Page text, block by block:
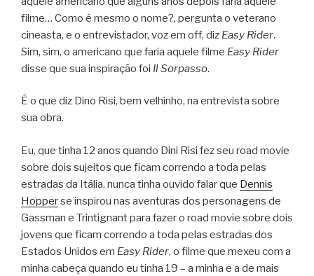
filme… Como é mesmo o nome?, pergunta o veterano
cineasta, e o entrevistador, voz em off, diz Easy Rider.
Sim, sim, o americano que faria aquele filme Easy Rider
disse que sua inspiração foi Il Sorpasso.
É o que diz Dino Risi, bem velhinho, na entrevista sobre
sua obra.
Eu, que tinha 12 anos quando Dini Risi fez seu road movie
sobre dois sujeitos que ficam correndo a toda pelas
estradas da Itália, nunca tinha ouvido falar que Dennis
Hopperse inspirou nas aventuras dos personagens de
Gassman e Trintignant para fazer o road movie sobre dois
jovens que ficam correndo a toda pelas estradas dos
Estados Unidos em Easy Rider, o filme que mexeu com a
minha cabeça quando eu tinha 19 – a minha e a de mais